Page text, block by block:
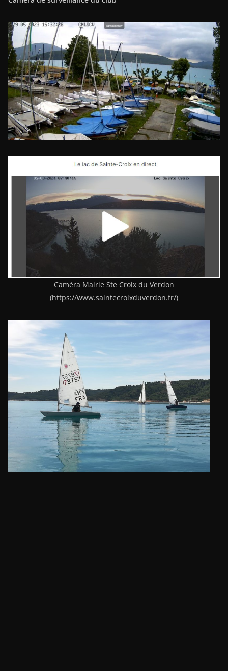
Caméra Mairie Ste Croix du Verdon
(https://www.saintecroixduverdon.fr/)